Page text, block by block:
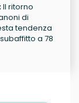
Il ritorno
di
tendenza
a 78